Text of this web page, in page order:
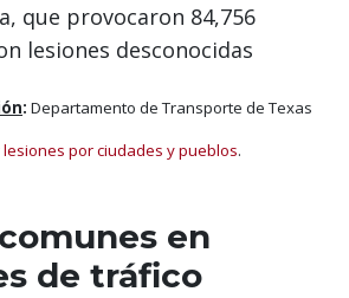
que provocaron 84,756
lesiones desconocidas
: Departamento de Transporte de Texas
lesiones por ciudades y pueblos.
en
de tráfico